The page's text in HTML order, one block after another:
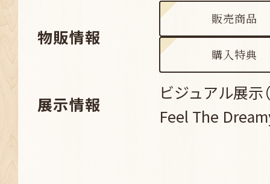
物販情報
販売商品
購入特典
展示情報
ビジュアル展
Feel The